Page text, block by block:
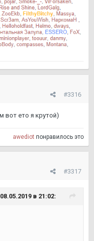
#3316
вот ето я крутой)
awediot понравилось это
#3317
в 21:02: